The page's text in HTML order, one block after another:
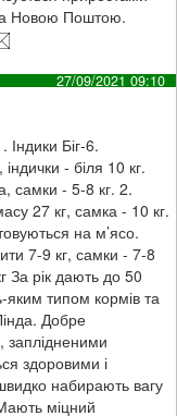
Новою Поштою.
27/09/2021 09:10
Індики Біг-6.
- біля 10 кг.
самки - 5-8 кг. 2.
27 кг, самка - 10 кг.
на м’ясо.
7-9 кг, самки - 7-8
За рік дають до 50
яким типом кормів та
Добре
заплідненими
здоровими і
набирають вагу
міцний